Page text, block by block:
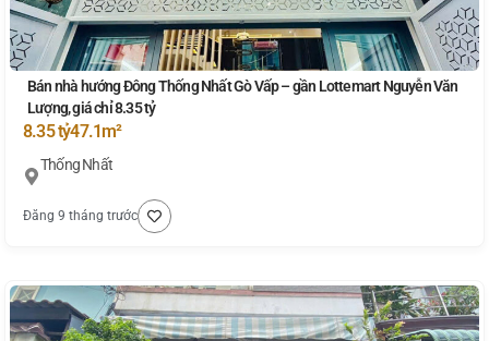
Bán nhà hướng Đông Thống Nhất Gò Vấp – gần Lottemart Nguyễn Văn
Lượng, giá chỉ 8.35 tỷ
8.35 tỷ47.1m²
Thống Nhất
Đăng 9 tháng trước